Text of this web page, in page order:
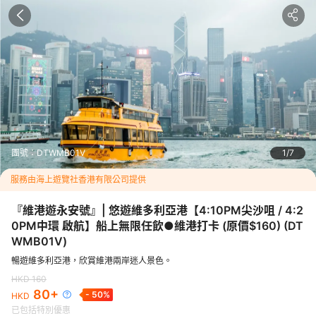
HKD
HKD
-50%
已包括特別優惠
指定日期特別優惠每位最高勁減HKD80
<b>船上酒精 / 非酒精飲品 免費任飲</b>
<strong>免收導遊服務費</strong>
悠遊維多利亞港讓您親身體驗維多利亞港的魅力
遊經中環、灣仔、銅鑼灣、北角、紅磡及尖沙咀西九文化區，維港
醉人景色盡入眼簾
途欣賞香港著名地標，見證香港建築卓越成就。
『根據香港法律，不得在業務過程中，向未成年人售賣或供應令人
的酒類。』
--------------
由於登船地點為公眾碼頭，永安號只可臨時停靠，登船時間比較短
請提早10分鐘到達碼頭。
碼頭現時未有服務櫃台，提早到達的客人請不用着急，船會準時停
1 7
團號：DTWMB01V
服務由海上遊覽社香港有限公司提供
『維港遊永安號』| 悠遊維多利亞港【4:10PM尖沙咀 / 4:2
0PM中環 啟航】船上無限任飲●維港打卡 (原價$160) (DT
WMB01V)
暢遊維多利亞港，欣賞維港兩岸迷人景色。
HKD160
HKD 80+ - 50%
已包括特別優惠